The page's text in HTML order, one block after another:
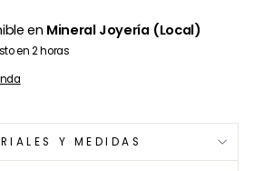
en Mineral Joyería (Local)
en 2 horas
Y MEDIDAS